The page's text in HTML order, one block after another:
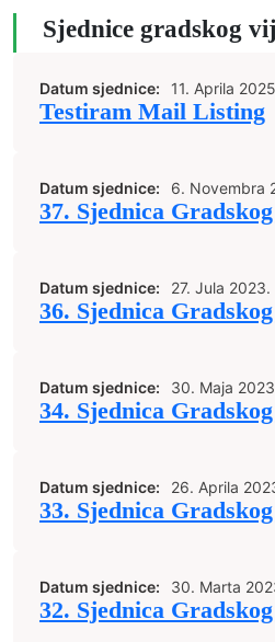
Sjednice gradskog
Datum sjednice: 11. Aprila
Testiram Mail Listing
Datum sjednice: 6. Novembra
37. Sjednica
Datum sjednice: 27. Jula 2023.
36. Sjednica
Datum sjednice: 30. Maja
34. Sjednica
Datum sjednice: 26. Aprila
33. Sjednica
Datum sjednice: 30. Marta
32. Sjednica